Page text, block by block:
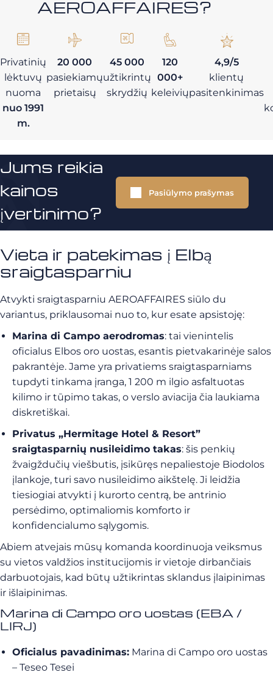
AEROAFFAIRES?
Privatinių
lėktuvų
nuoma
nuo 1991
m.
20 000
pasiekiamų
prietaisų
45 000
užtikrintų
skrydžių
120
000+
keleivių
4,9/5
klientų
pasitenkinimas
Jums reikia
kainos
įvertinimo?
Pasiūlymo prašymas
Vieta ir patekimas į Elbą
sraigtasparniu
Atvykti sraigtasparniu AEROAFFAIRES siūlo du
variantus, priklausomai nuo to, kur esate apsistoję:
Marina di Campo aerodromas: tai vienintelis
oficialus Elbos oro uostas, esantis pietvakarinėje salos
pakrantėje. Jame yra privatiems sraigtasparniams
tupdyti tinkama įranga, 1 200 m ilgio asfaltuotas
kilimo ir tūpimo takas, o verslo aviacija čia laukiama
diskretiškai.
Privatus „Hermitage Hotel & Resort”
sraigtasparnių nusileidimo takas: šis penkių
žvaigždučių viešbutis, įsikūręs nepaliestoje Biodolos
įlankoje, turi savo nusileidimo aikštelę. Ji leidžia
tiesiogiai atvykti į kurorto centrą, be antrinio
persėdimo, optimaliomis komforto ir
konfidencialumo sąlygomis.
Abiem atvejais mūsų komanda koordinuoja veiksmus
su vietos valdžios institucijomis ir vietoje dirbančiais
darbuotojais, kad būtų užtikrintas sklandus įlaipinimas
ir išlaipinimas.
Marina di Campo oro uostas (EBA /
LIRJ)
Oficialus pavadinimas: Marina di Campo oro uostas
– Teseo Tesei